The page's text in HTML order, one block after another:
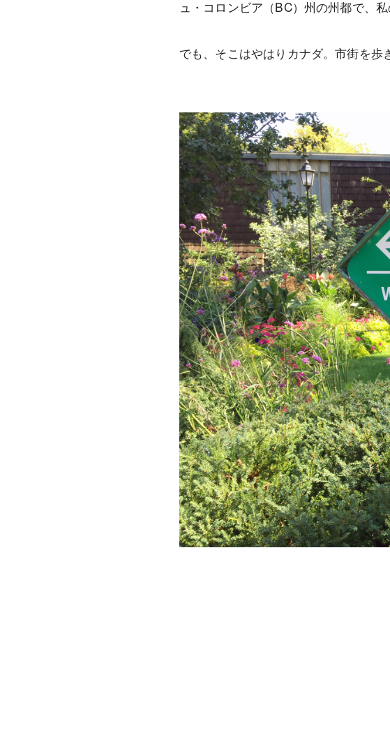
ュ・コロンビア（BC）州の州都で、
でも、そこはやはりカナダ。市街を歩